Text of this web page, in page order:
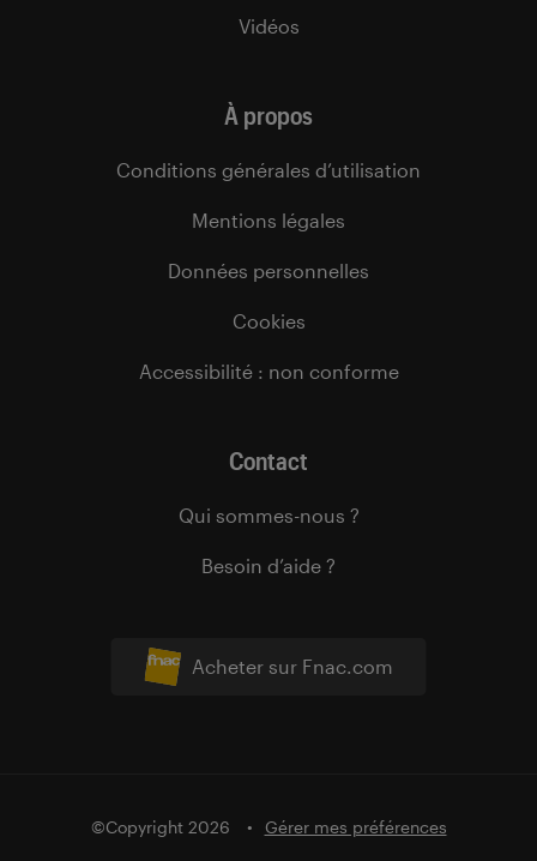
Acheter sur Fnac.com
Vidéos
À propos
Conditions générales d’utilisation
Mentions légales
Données personnelles
Cookies
Accessibilité : non conforme
Contact
Qui sommes-nous ?
Besoin d’aide ?
©Copyright 2026 Gérer mes préférences